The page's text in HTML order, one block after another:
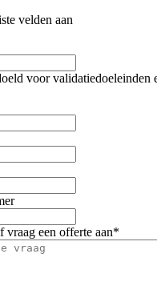
velden aan
voor validatiedoeleinden
vraag een offerte aan*